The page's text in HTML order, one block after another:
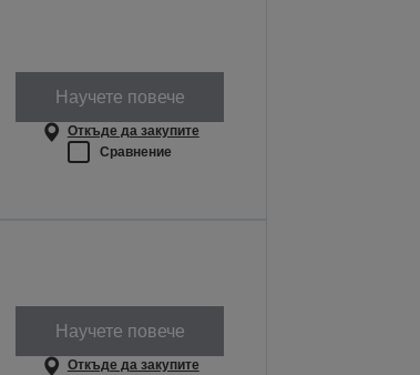
Научете повече
Откъде да закупите
Сравнение
Научете повече
Откъде да закупите